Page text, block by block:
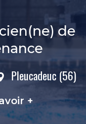
de
Pleucadeuc (56)
+